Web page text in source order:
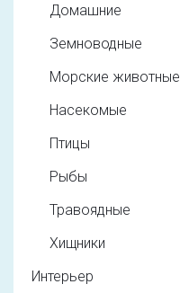
Домашние
Земноводные
Морские животные
Насекомые
Птицы
Рыбы
Травоядные
Хищники
Интерьер